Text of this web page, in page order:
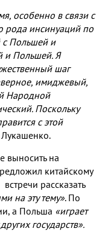
, особенно в связи с
рода инсинуаций по
с Польшей и
и Польшей.Я
шаг
, имиджевый,
Народной
. Поскольку
с этой
.
выносить на
китайскому
рассказать
на эту тему». По
, а Польша «играет
государств».